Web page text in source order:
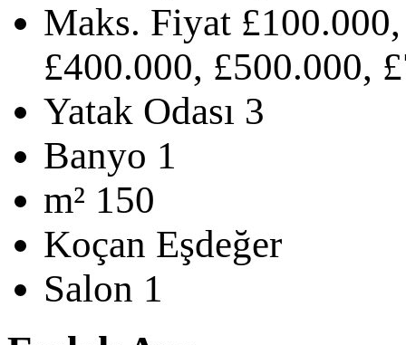
Maks. Fiyat
£400.000, £500.000,
Yatak Odası 3
Banyo 1
m² 150
Koçan Eşdeğer
Salon 1